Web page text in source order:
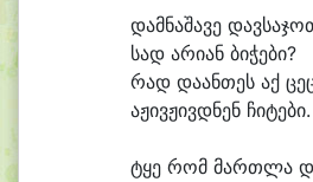
დამნაშავე დავსა
სად არიან ბიჭები?
რად დაანთეს აქ ცე
აჟივჟივდნენ ჩიტები.
ტყე რომ მართლა